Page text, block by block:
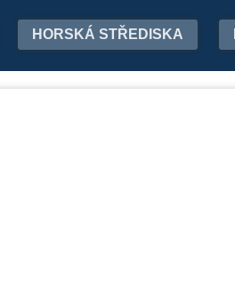
HORSKÁ STŘEDISKA